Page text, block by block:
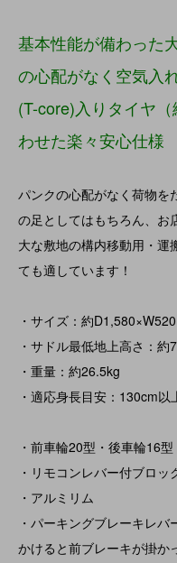
基本性能が備わった
の心配がなく空気入
(T-core)入りタイヤ
わせた楽々安心仕様
パンクの心配がなく荷物を
の足としてはもちろん、お
大な敷地の構内移動用・運
ても適しています！
・サイズ：約
・サドル最低地上高さ：約
・重量：約26.5kg
・適応身長目安：130cm以
・前車輪20型・後車輪16型
・リモコンレバー付ブロ
・アルミリム
・パーキングブレーキレ
かけると前ブレーキが掛か